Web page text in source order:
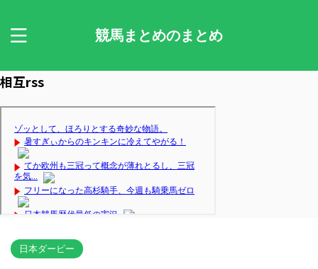
競馬まとめのまとめ
相互rss
日本ダービー